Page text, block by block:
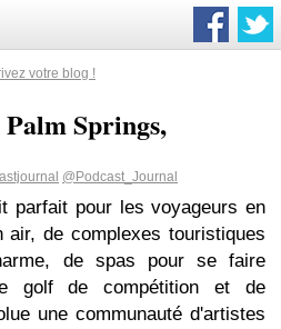
votre blog !
Palm Springs,
@Podcast_Journal
parfait pour les voyageurs en
air, de complexes touristiques
de spas pour se faire
golf de compétition et de
une communauté d'artistes